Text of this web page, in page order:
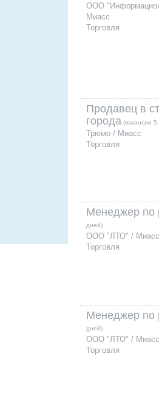
ООО
Миасс
Торговля
Продавец в
города (вакансии
Трюмо / Миасс
Торговля
Менеджер по
дней)
ООО "ЛТО" / Миасс
Торговля
Менеджер по
дней)
ООО "ЛТО" / Миасс
Торговля